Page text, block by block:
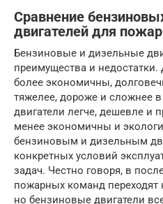
Сравнение
двигателей для
Бензиновые и дизельные
преимущества и
более экономичны,
тяжелее, дороже и сложнее
двигатели легче, дешевле и
менее экономичны и
бензиновым и дизельным
конкретных условий
задач. Честно говоря, в
пожарных команд переходят
но бензиновые двигатели